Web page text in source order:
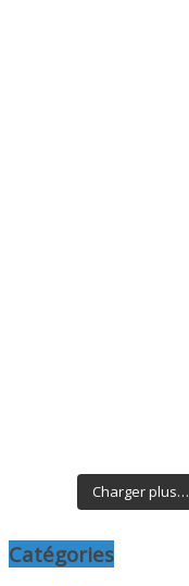
Charger plus…
Catégories